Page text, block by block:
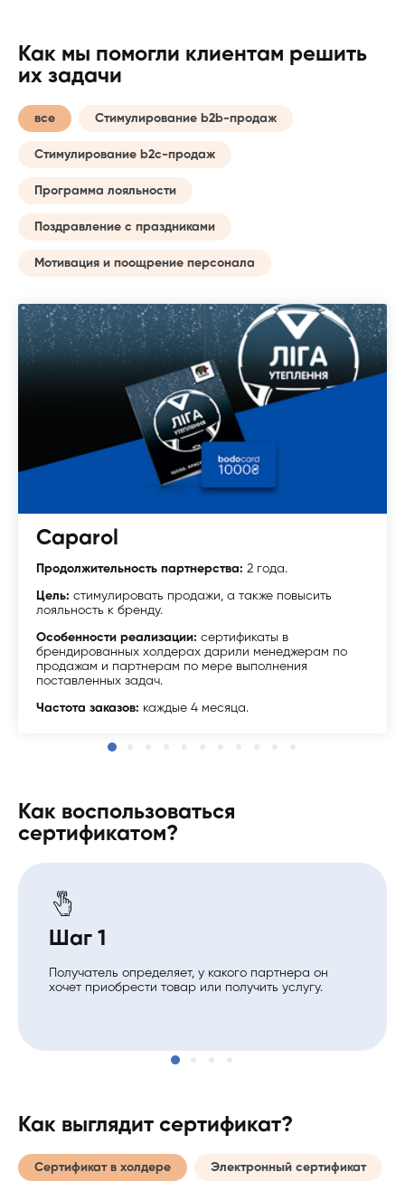
Как мы помогли клиентам решить
их задачи
все Стимулирование b2b-продаж
Стимулирование b2c-продаж
Программа лояльности
Поздравление с праздниками
Мотивация и поощрение персонала
Caparol
Продолжительность партнерства: 2 года.
Цель: стимулировать продажи, а также повысить
лояльность к бренду.
Особенности реализации: сертификаты в
брендированных холдерах дарили менеджерам по
продажам и партнерам по мере выполнения
поставленных задач.
Частота заказов: каждые 4 месяца.
Как воспользоваться
сертификатом?
Шаг 1
Получатель определяет, у какого партнера он
хочет приобрести товар или получить услугу.
Как выглядит сертификат?
Сертификат в холдере Электронный сертификат